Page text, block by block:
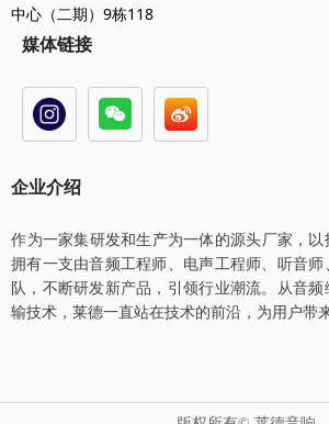
媒体链接
中心（二期）9栋118
企业介绍
作为一家集研发和生产为一体的源头厂家，
拥有一支由音频工程师、电声工程师、听音师
队，不断研发新产品，引领行业潮流。从音
输技术，莱德一直站在技术的前沿，为用户带